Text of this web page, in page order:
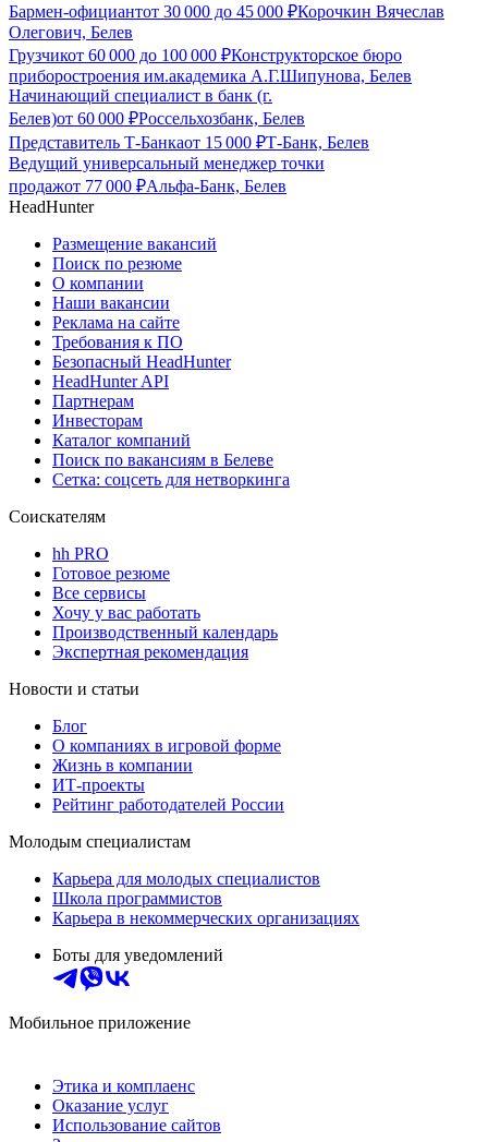
Бармен-официантот 30 000 до 45 000 ₽Корочкин Вячеслав
Олегович, Белев
Грузчикот 60 000 до 100 000 ₽Конструкторское бюро
приборостроения им.академика А.Г.Шипунова, Белев
Начинающий специалист в банк (г.
Белев)от 60 000 ₽Россельхозбанк, Белев
Представитель Т-Банкаот 15 000 ₽Т-Банк, Белев
Ведущий универсальный менеджер точки
продажот 77 000 ₽Альфа-Банк, Белев
HeadHunter
Размещение вакансий
Поиск по резюме
О компании
Наши вакансии
Реклама на сайте
Требования к ПО
Безопасный HeadHunter
HeadHunter API
Партнерам
Инвесторам
Каталог компаний
Поиск по вакансиям в Белеве
Сетка: соцсеть для нетворкинга
Соискателям
hh PRO
Готовое резюме
Все сервисы
Хочу у вас работать
Производственный календарь
Экспертная рекомендация
Новости и статьи
Блог
О компаниях в игровой форме
Жизнь в компании
ИТ-проекты
Рейтинг работодателей России
Молодым специалистам
Карьера для молодых специалистов
Школа программистов
Карьера в некоммерческих организациях
Боты для уведомлений
Мобильное приложение
Этика и комплаенс
Оказание услуг
Использование сайтов